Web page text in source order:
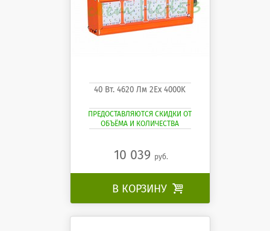
40 Вт. 4620 Лм 2Ех 4000K
ПРЕДОСТАВЛЯЮТСЯ СКИДКИ ОТ
ОБЪЁМА И КОЛИЧЕСТВА
10 039 руб.
В КОРЗИНУ 